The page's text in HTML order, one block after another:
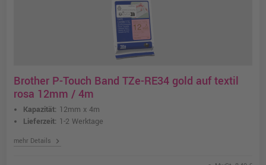
Brother P-Touch Band TZe-RE34 gold auf textil
rosa 12mm / 4m
Kapazität: 12mm x 4m
Lieferzeit: 1-2 Werktage
mehr Details chevron_right